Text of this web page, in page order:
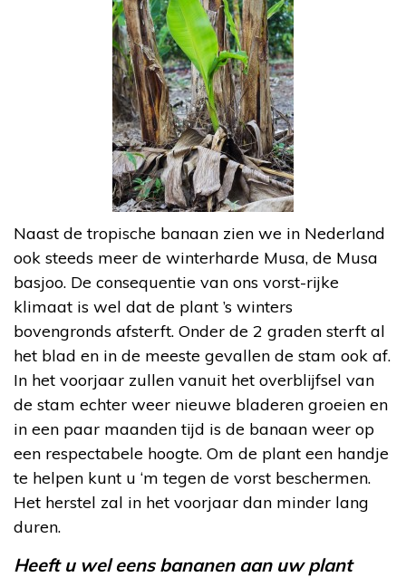
Naast de tropische banaan zien we in Nederland
ook steeds meer de winterharde Musa, de Musa
basjoo. De consequentie van ons vorst-rijke
klimaat is wel dat de plant ’s winters
bovengronds afsterft. Onder de 2 graden sterft al
het blad en in de meeste gevallen de stam ook af.
In het voorjaar zullen vanuit het overblijfsel van
de stam echter weer nieuwe bladeren groeien en
in een paar maanden tijd is de banaan weer op
een respectabele hoogte. Om de plant een handje
te helpen kunt u ‘m tegen de vorst beschermen.
Het herstel zal in het voorjaar dan minder lang
duren.
Heeft u wel eens bananen aan uw plant